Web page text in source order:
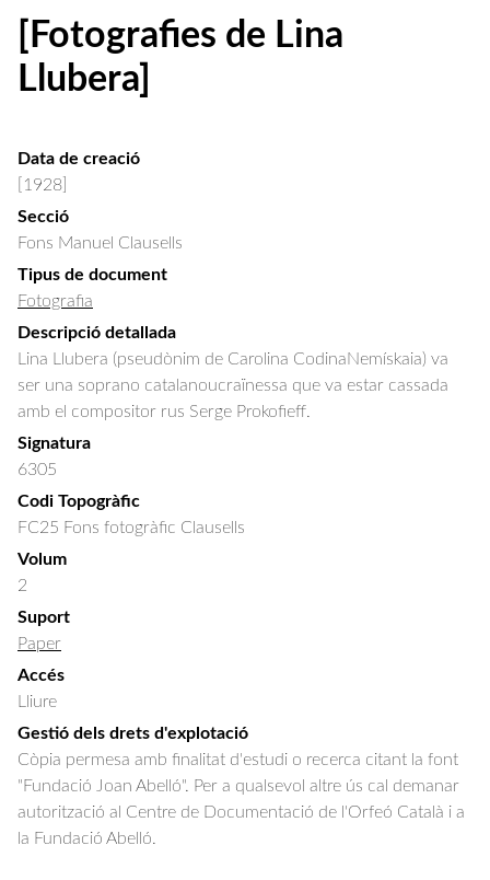
[Fotografies de Lina
Llubera]
Data de creació
[1928]
Secció
Fons Manuel Clausells
Tipus de document
Fotografia
Descripció detallada
Lina Llubera (pseudònim de Carolina CodinaNemískaia) va
ser una soprano catalanoucraïnessa que va estar cassada
amb el compositor rus Serge Prokofieff.
Signatura
6305
Codi Topogràfic
FC25 Fons fotogràfic Clausells
Volum
2
Suport
Paper
Accés
Lliure
Gestió dels drets d'explotació
Còpia permesa amb finalitat d'estudi o recerca citant la font
"Fundació Joan Abelló". Per a qualsevol altre ús cal demanar
autorització al Centre de Documentació de l'Orfeó Català i a
la Fundació Abelló.